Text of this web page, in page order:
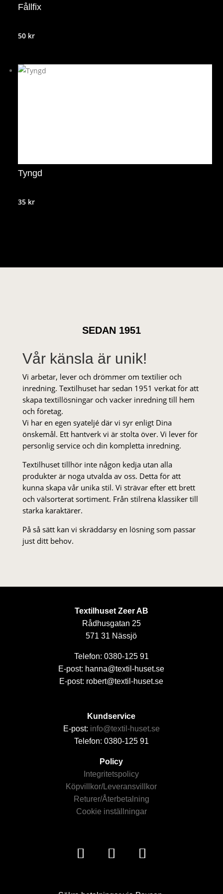
Fållfix
50 kr
Tyngd
35 kr
SEDAN 1951
Vår känsla är unik!
Vi arbetar, lever och drömmer om textilier och
inredning. Textilhuset har sedan 1951 verkat för att
skapa textillösningar och vacker inredning till hem
och företag.
Vi har en egen syateljé där vi syr enligt Dina
önskemål. Ett hantverk vi är stolta över. Vi lever för
personlig service och din kompletta inredning.
Textilhuset tillhör inte någon kedja utan alla
produkter är noga utvalda av oss. Detta för att
kunna skapa vår unika stil. Vi strä­var efter ett brett
och välsorterat sor­ti­ment. Från stil­rena klas­siker till
starka karaktärer.
På så sätt kan vi skräddarsy en lösning som passar
just ditt behov.
Textilhuset Zeer AB
Rådhusgatan 25
571 31 Nässjö
Telefon: 0380-125 91
E-post: hanna@textil-huset.se
E-post: robert@textil-huset.se
Kundservice
E-post: info@textil-huset.se
Telefon: 0380-125 91
Policy
Integritetspolicy
Köpvillkor/Leveransvillkor
Returer/Återbetalning
Cookie inställningar